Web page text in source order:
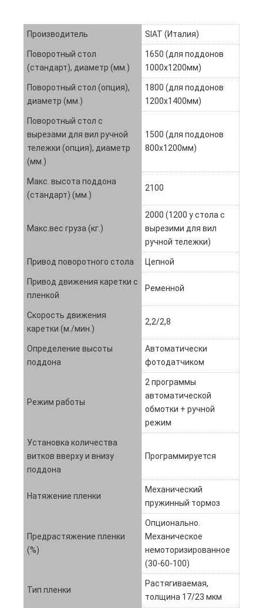
Производитель SIAT (Италия)
Поворотный стол
(стандарт), диаметр (мм.)
1650 (для поддонов
1000х1200мм)
Поворотный стол (опция),
диаметр (мм.)
1800 (для поддонов
1200х1400мм)
Поворотный стол с
вырезами для вил ручной
тележки (опция), диаметр
(мм.)
1500 (для поддонов
800х1200мм)
Макс. высота поддона
(стандарт) (мм.)
2100
Макс.вес груза (кг.)
2000 (1200 у стола с
вырезими для вил
ручной тележки)
Привод поворотного стола Цепной
Привод движения каретки с
пленкой
Ременной
Скорость движения
каретки (м./мин.)
2,2/2,8
Определение высоты
поддона
Автоматически
фотодатчиком
Режим работы
2 программы
автоматической
обмотки + ручной
режим
Установка количества
витков вверху и внизу
поддона
Программируется
Натяжение пленки
Механический
пружинный тормоз
Предрастяжение пленки
(%)
Опционально.
Механическое
немоторизированное
(30-60-100)
Тип пленки
Растягиваемая,
толщина 17/23 мкм